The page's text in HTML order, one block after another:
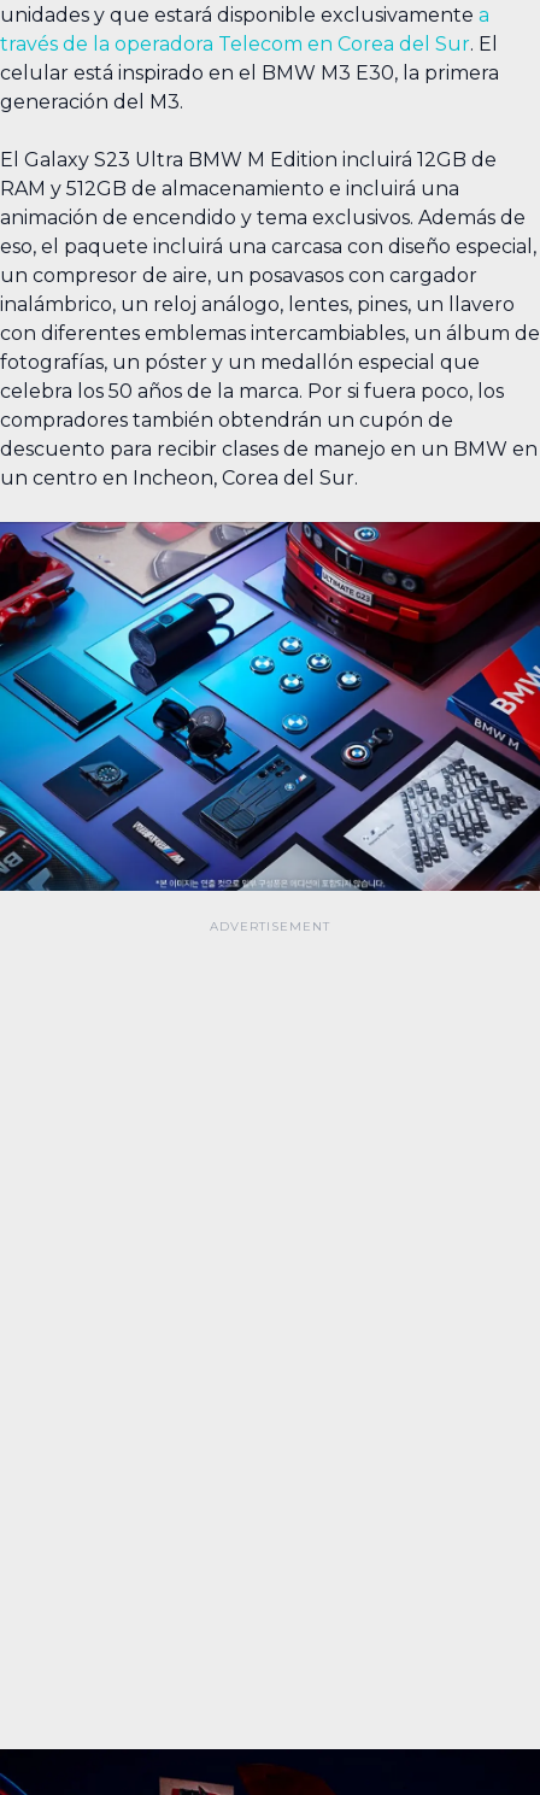
unidades y que estará disponible exclusivamente a
través de la operadora Telecom en Corea del Sur. El
celular está inspirado en el BMW M3 E30, la primera
generación del M3.
El Galaxy S23 Ultra BMW M Edition incluirá 12GB de
RAM y 512GB de almacenamiento e incluirá una
animación de encendido y tema exclusivos. Además de
eso, el paquete incluirá una carcasa con diseño especial,
un compresor de aire, un posavasos con cargador
inalámbrico, un reloj análogo, lentes, pines, un llavero
con diferentes emblemas intercambiables, un álbum de
fotografías, un póster y un medallón especial que
celebra los 50 años de la marca. Por si fuera poco, los
compradores también obtendrán un cupón de
descuento para recibir clases de manejo en un BMW en
un centro en Incheon, Corea del Sur.